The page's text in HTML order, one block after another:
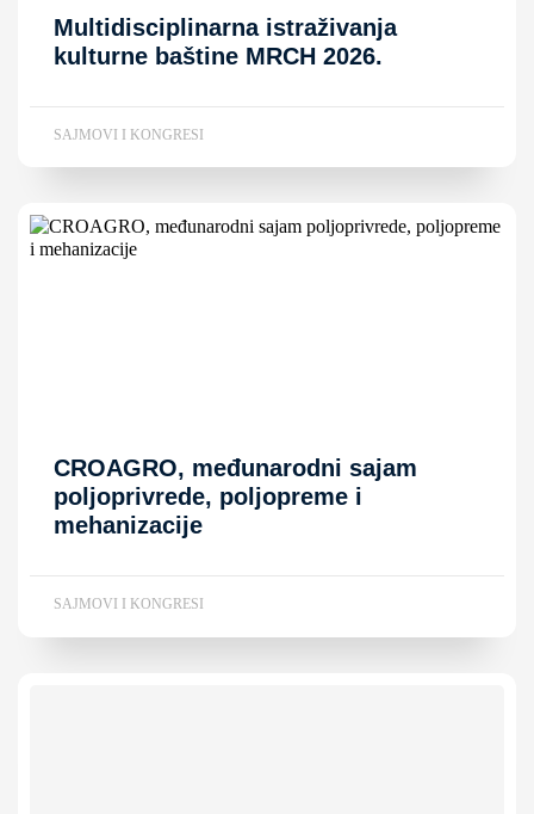
Multidisciplinarna istraživanja
kulturne baštine MRCH 2026.
SAJMOVI I KONGRESI
CROAGRO, međunarodni sajam
poljoprivrede, poljopreme i
mehanizacije
SAJMOVI I KONGRESI